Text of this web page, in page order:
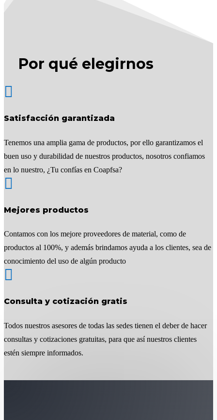
Por qué elegirnos

Satisfacción garantizada
Tenemos una amplia gama de productos, por ello garantizamos el
buen uso y durabilidad de nuestros productos, nosotros confiamos
en lo nuestro, ¿Tu confías en Coapfsa?

Mejores productos
Contamos con los mejore proveedores de material, como de
productos al 100%, y además brindamos ayuda a los clientes, sea de
conocimiento del uso de algún producto

Consulta y cotización gratis
Todos nuestros asesores de todas las sedes tienen el deber de hacer
consultas y cotizaciones gratuitas, para que así nuestros clientes
estén siempre informados.